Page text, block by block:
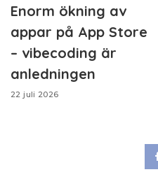
Enorm ökning av
appar på App Store
– vibecoding är
anledningen
22 juli 2026